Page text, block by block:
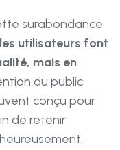
surabondance
les utilisateurs font
mais en
du public
conçu pour
de retenir